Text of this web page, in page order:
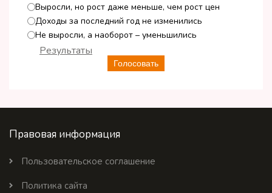
Выросли, но рост даже меньше, чем рост цен
Доходы за последний год не изменились
Не выросли, а наоборот – уменьшились
Голосовать
Результаты
Правовая информация
Пользовательское соглашение
Политика сайта